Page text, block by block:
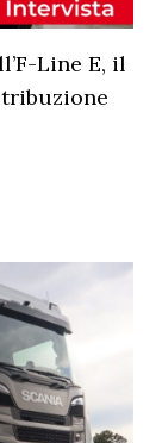
Line E, il